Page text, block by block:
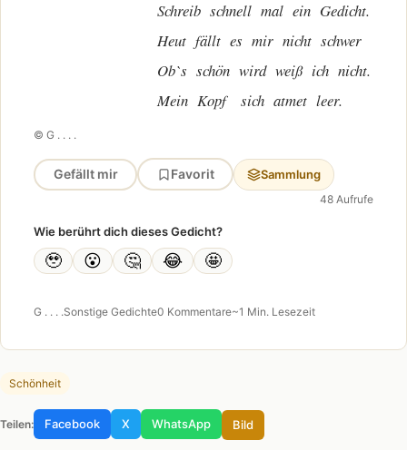
Schreib schnell mal ein Gedicht.
Heut fällt es mir nicht schwer
Ob`s schön wird weiß ich nicht.
Mein Kopf sich atmet leer.
© G . . . .
Gefällt mir Favorit Sammlung
48 Aufrufe
Wie berührt dich dieses Gedicht?
🥹 😮 🤔 😂 🤩
G . . . .Sonstige Gedichte0 Kommentare~1 Min. Lesezeit
Schönheit
Teilen: Facebook X WhatsApp Bild